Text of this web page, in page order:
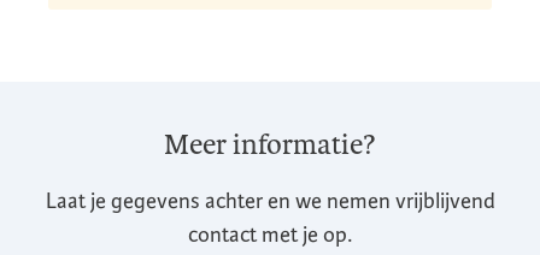
Meer informatie?
Laat je gegevens achter en we nemen vrijblijvend
contact met je op.